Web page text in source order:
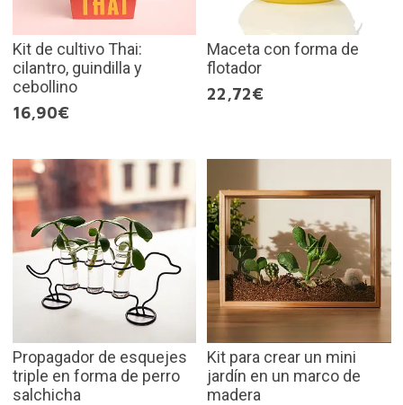
Kit de cultivo Thai:
cilantro, guindilla y
cebollino
16,90€
Maceta con forma de
flotador
22,72€
Propagador de esquejes
triple en forma de perro
salchicha
Kit para crear un mini
jardín en un marco de
madera